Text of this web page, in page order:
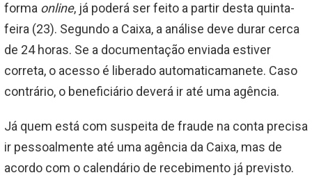
forma online, já poderá ser feito a partir desta quinta-
feira (23). Segundo a Caixa, a análise deve durar cerca
de 24 horas. Se a documentação enviada estiver
correta, o acesso é liberado automaticamanete. Caso
contrário, o beneficiário deverá ir até uma agência.
Já quem está com suspeita de fraude na conta precisa
ir pessoalmente até uma agência da Caixa, mas de
acordo com o calendário de recebimento já previsto.